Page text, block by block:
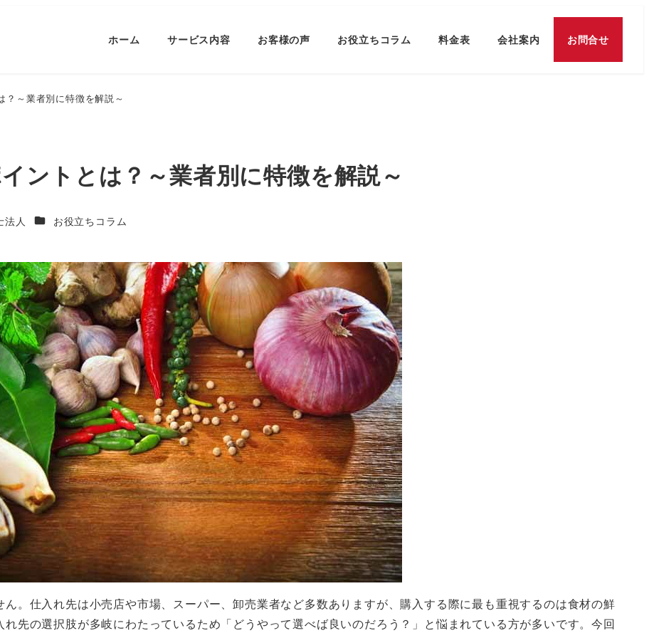
ホーム サービス内容 お客様の声 お役立ちコラム 料金表 会社案内 お問合せ
？～業者別に特徴を解説～
ントとは？～業者別に特徴を解説～
人 カテゴリー
お役立ちコラム
。仕入れ先は小売店や市場、スーパー、卸売業者など多数ありますが、購入する際に最も重視するのは食材の鮮
先の選択肢が多岐にわたっているため「どうやって選べば良いのだろう？」と悩まれている方が多いです。今回